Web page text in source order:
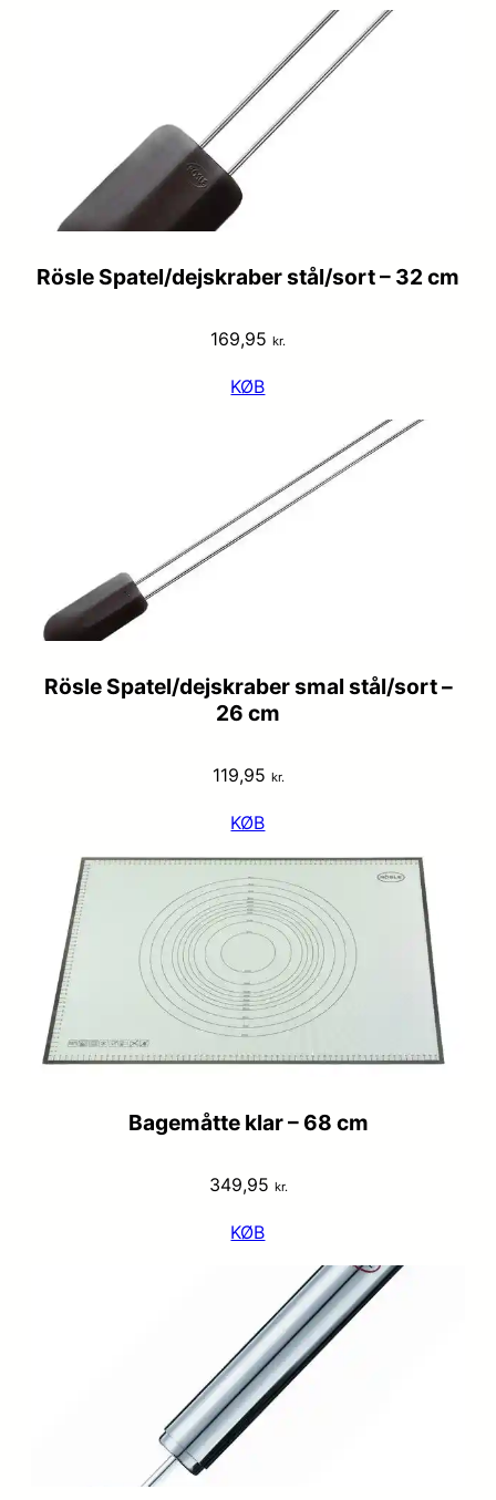
Rösle Spatel/dejskraber stål/sort – 32 cm
169,95 kr.
KØB
Rösle Spatel/dejskraber smal stål/sort –
26 cm
119,95 kr.
KØB
Bagemåtte klar – 68 cm
349,95 kr.
KØB